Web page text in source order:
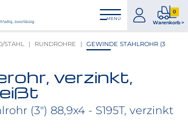
MENÜ
zum
Konto
0
Warenkorb >
0
STAHL RUNDROHRE GEWINDE STAHLROHR (3
verzinkt,
(3") 88,9x4 - S195T, verzinkt